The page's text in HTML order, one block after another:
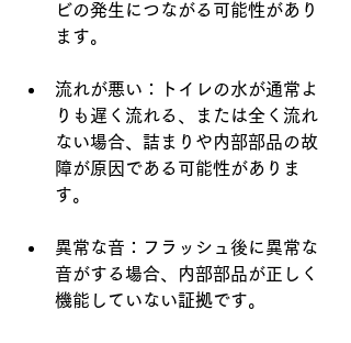
ビの発生につながる可能性があり
ます。
流れが悪い：トイレの水が通常よ
りも遅く流れる、または全く流れ
ない場合、詰まりや内部部品の故
障が原因である可能性がありま
す。
異常な音：フラッシュ後に異常な
音がする場合、内部部品が正しく
機能していない証拠です。